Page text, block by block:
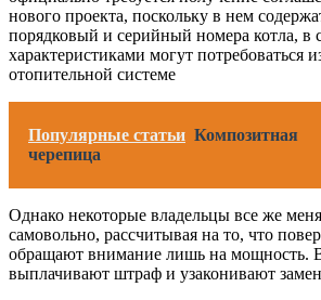
нового проекта, поскольку в нем
порядковый и серийный номера котла, в
характеристиками могут потребоваться
отопительной системе
Популярные статьи Композитная
черепица
Однако некоторые владельцы все же
самовольно, рассчитывая на то, что
обращают внимание лишь на мощность.
выплачивают штраф и узаконивают